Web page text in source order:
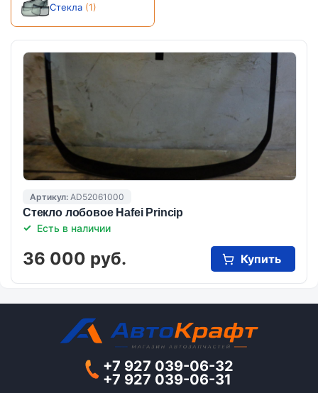
Стекла (1)
Артикул: AD52061000
Стекло лобовое Hafei Princip
Есть в наличии
36 000 руб. Купить
+7 927 039-06-32
+7 927 039-06-31